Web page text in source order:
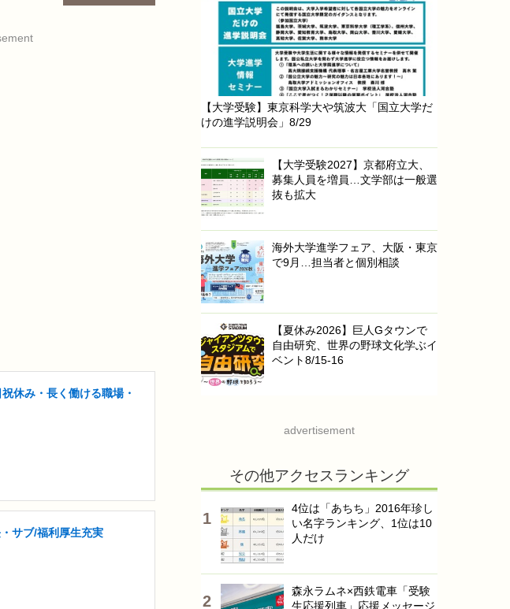
休み・長く働ける職場・
サブ/福利厚生充実
【大学受験】東京科学大や筑波大「国立大学だ
けの進学説明会」8/29
【大学受験2027】京都府立大、
募集人員を増員…文学部は一般選
抜も拡大
海外大学進学フェア、大阪・東京
で9月…担当者と個別相談
【夏休み2026】巨人Gタウンで
自由研究、世界の野球文化学ぶイ
ベント8/15-16
advertisement
その他アクセスランキング
4位は「あちち」2016年珍し
い名字ランキング、1位は10
人だけ
森永ラムネ×西鉄電車「受験
生応援列車」応援メッセージ